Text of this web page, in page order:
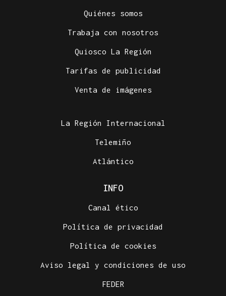
Quiénes somos
Trabaja con nosotros
Quiosco La Región
Tarifas de publicidad
Venta de imágenes
La Región Internacional
Telemiño
Atlántico
INFO
Canal ético
Política de privacidad
Política de cookies
Aviso legal y condiciones de uso
FEDER